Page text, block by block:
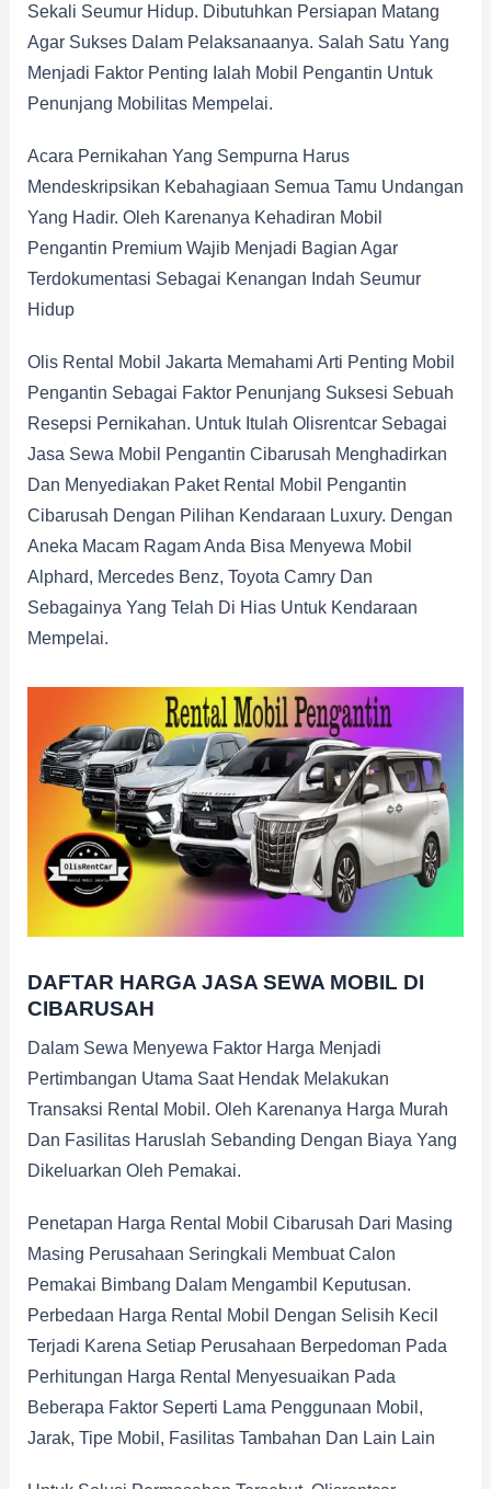
Sekali Seumur Hidup. Dibutuhkan Persiapan Matang
Agar Sukses Dalam Pelaksanaanya. Salah Satu Yang
Menjadi Faktor Penting Ialah Mobil Pengantin Untuk
Penunjang Mobilitas Mempelai.
Acara Pernikahan Yang Sempurna Harus
Mendeskripsikan Kebahagiaan Semua Tamu Undangan
Yang Hadir. Oleh Karenanya Kehadiran Mobil
Pengantin Premium Wajib Menjadi Bagian Agar
Terdokumentasi Sebagai Kenangan Indah Seumur
Hidup
Olis Rental Mobil Jakarta Memahami Arti Penting Mobil
Pengantin Sebagai Faktor Penunjang Suksesi Sebuah
Resepsi Pernikahan. Untuk Itulah Olisrentcar Sebagai
Jasa Sewa Mobil Pengantin Cibarusah Menghadirkan
Dan Menyediakan Paket Rental Mobil Pengantin
Cibarusah Dengan Pilihan Kendaraan Luxury. Dengan
Aneka Macam Ragam Anda Bisa Menyewa Mobil
Alphard, Mercedes Benz, Toyota Camry Dan
Sebagainya Yang Telah Di Hias Untuk Kendaraan
Mempelai.
DAFTAR HARGA JASA SEWA MOBIL DI
CIBARUSAH
Dalam Sewa Menyewa Faktor Harga Menjadi
Pertimbangan Utama Saat Hendak Melakukan
Transaksi Rental Mobil. Oleh Karenanya Harga Murah
Dan Fasilitas Haruslah Sebanding Dengan Biaya Yang
Dikeluarkan Oleh Pemakai.
Penetapan Harga Rental Mobil Cibarusah Dari Masing
Masing Perusahaan Seringkali Membuat Calon
Pemakai Bimbang Dalam Mengambil Keputusan.
Perbedaan Harga Rental Mobil Dengan Selisih Kecil
Terjadi Karena Setiap Perusahaan Berpedoman Pada
Perhitungan Harga Rental Menyesuaikan Pada
Beberapa Faktor Seperti Lama Penggunaan Mobil,
Jarak, Tipe Mobil, Fasilitas Tambahan Dan Lain Lain